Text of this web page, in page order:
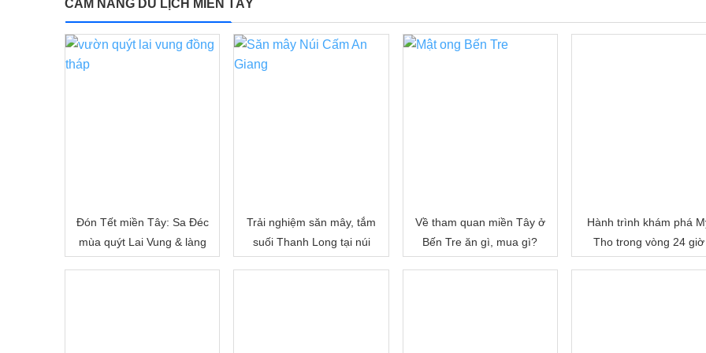
CẨM NANG DU LỊCH MIỀN TÂY
Đón Tết miền Tây: Sa Đéc
mùa quýt Lai Vung & làng
Trải nghiệm săn mây, tắm
suối Thanh Long tại núi
Về tham quan miền Tây ở
Bến Tre ăn gì, mua gì?
Hành trình khám phá
Tho trong vòng 24 giờ